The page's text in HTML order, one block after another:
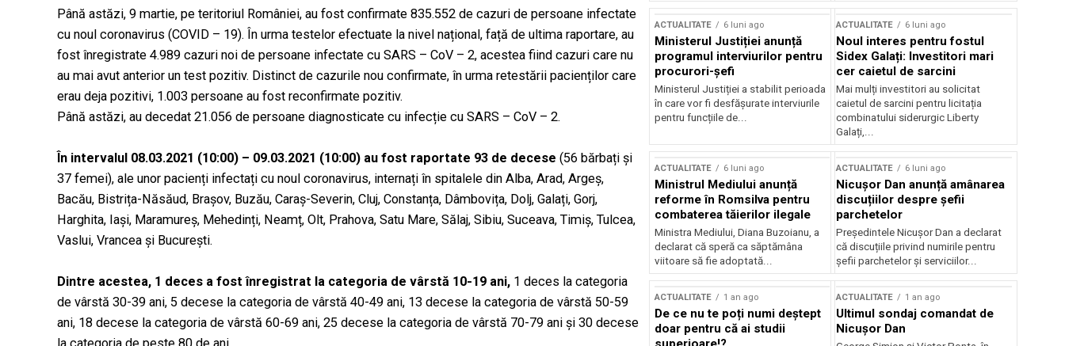
Până astăzi, 9 martie, pe teritoriul României, au fost confirmate 835.552 de cazuri de persoane infectate
cu noul coronavirus (COVID – 19). În urma testelor efectuate la nivel național, față de ultima raportare, au
fost înregistrate 4.989 cazuri noi de persoane infectate cu SARS – CoV – 2, acestea fiind cazuri care nu
au mai avut anterior un test pozitiv. Distinct de cazurile nou confirmate, în urma retestării pacienților care
erau deja pozitivi, 1.003 persoane au fost reconfirmate pozitiv.
Până astăzi, au decedat 21.056 de persoane diagnosticate cu infecție cu SARS – CoV – 2.
În intervalul 08.03.2021 (10:00) – 09.03.2021 (10:00) au fost raportate 93 de decese (56 bărbați și
37 femei), ale unor pacienți infectați cu noul coronavirus, internați în spitalele din Alba, Arad, Argeș,
Bacău, Bistrița-Năsăud, Brașov, Buzău, Caraș-Severin, Cluj, Constanța, Dâmbovița, Dolj, Galați, Gorj,
Harghita, Iași, Maramureș, Mehedinți, Neamț, Olt, Prahova, Satu Mare, Sălaj, Sibiu, Suceava, Timiș, Tulcea,
Vaslui, Vrancea și București.
Dintre acestea, 1 deces a fost înregistrat la categoria de vârstă 10-19 ani, 1 deces la categoria
de vârstă 30-39 ani, 5 decese la categoria de vârstă 40-49 ani, 13 decese la categoria de vârstă 50-59
ani, 18 decese la categoria de vârstă 60-69 ani, 25 decese la categoria de vârstă 70-79 ani și 30 decese
la categoria de peste 80 de ani.
ACTUALITATE 6 luni ago
Ministerul Justiției anunță
programul interviurilor pentru
procurori-șefi
Ministerul Justiției a stabilit perioada
în care vor fi desfășurate interviurile
pentru funcțiile de...
ACTUALITATE 6 luni ago
Noul interes pentru fostul
Sidex Galați: Investitori mari
cer caietul de sarcini
Mai mulți investitori au solicitat
caietul de sarcini pentru licitația
combinatului siderurgic Liberty
Galați,...
ACTUALITATE 6 luni ago
Ministrul Mediului anunță
reforme în Romsilva pentru
combaterea tăierilor ilegale
Ministra Mediului, Diana Buzoianu, a
declarat că speră ca săptămâna
viitoare să fie adoptată...
ACTUALITATE 6 luni ago
Nicușor Dan anunță amânarea
discuțiilor despre șefii
parchetelor
Președintele Nicușor Dan a declarat
că discuțiile privind numirile pentru
șefii parchetelor și serviciilor...
ACTUALITATE 1 an ago
De ce nu te poți numi deștept
doar pentru că ai studii
ACTUALITATE 1 an ago
Ultimul sondaj comandat de
Nicușor Dan